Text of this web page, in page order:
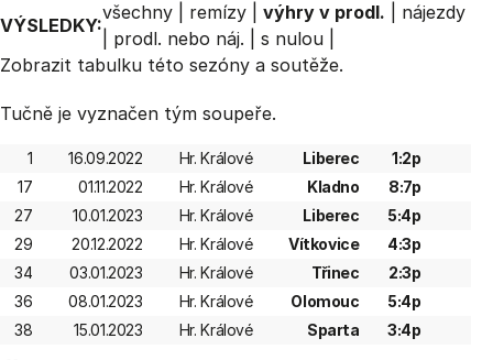
VÝSLEDKY:
všechny remízy výhry v prodl.
nájezdy
prodl. nebo náj. s nulou
Zobrazit tabulku této sezóny a soutěže.
Tučně je vyznačen tým soupeře.
1 16.09.2022 Hr. Králové Liberec
1:2p
17
01.11.2022 Hr. Králové Kladno
8:7p
27
10.01.2023 Hr. Králové Liberec
5:4p
29
20.12.2022 Hr. Králové Vítkovice
4:3p
34
03.01.2023 Hr. Králové Třinec
2:3p
36
08.01.2023 Hr. Králové Olomouc
5:4p
38
15.01.2023 Hr. Králové Sparta 3:4p